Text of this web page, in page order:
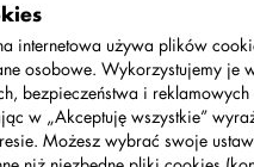
internetowa używa plików
osobowe. Wykorzystujemy je
bezpieczeństwa i
w „Akceptuję wszystkie”
Możesz wybrać swoje
budowli z klocków LEGO
bo wystawa
oderwać oczu od